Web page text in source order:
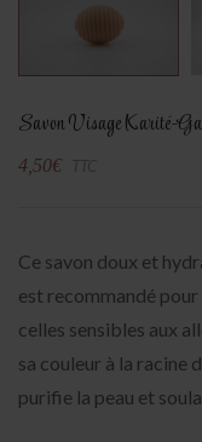
Savon Visage Karité-
4,50€
Ce savon doux et
est recommandé
celles sensibles aux
sa couleur à la racine
purifie la peau et